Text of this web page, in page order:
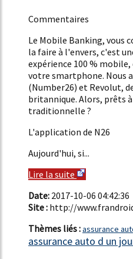
Commentaires
Le Mobile Banking, vous
la faire à l'envers, c'est
expérience 100 %
votre smartphone. Nous
(Number26) et Revolut,
britannique. Alors, prêts
traditionnelle ?
L'application de N26
Aujourd'hui, si...
Lire la suite
Date: 2017-10-06 04:42:36
Site : http://
Thèmes liés :assurance
assurance auto d un